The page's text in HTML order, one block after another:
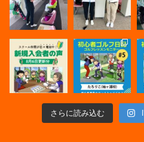
さらに読み込む